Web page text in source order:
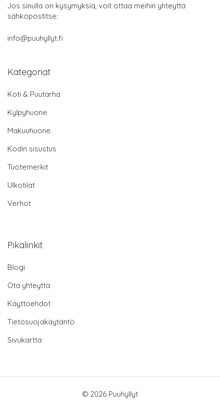
Jos sinulla on kysymyksiä, voit ottaa meihin yhteyttä
sähköpostitse:
info@puuhyllyt.fi
Kategoriat
Koti & Puutarha
Kylpyhuone
Makuuhuone
Kodin sisustus
Tuotemerkit
Ulkotilat
Verhot
Pikalinkit
Blogi
Ota yhteyttä
Käyttöehdot
Tietosuojakäytäntö
Sivukartta
© 2026 Puuhyllyt